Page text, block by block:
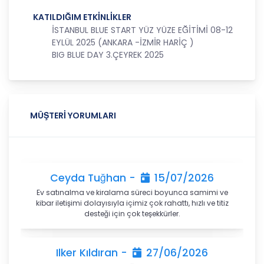
138. maddesine ve KVK Kanunu’nun 4. ve 7.
maddelerine uygun olarak; işledikleri kişisel verileri,
yalnızca ilgili mevzuat ve kanunlarda öngörülen
veya kişisel veri işleme amacının gerektirdiği süre
kadar muhafaza edecektir. CB Gayrimenkul
öngörülmediğini tespit edecek, bir süre
belirlenmişse bu süreye uygun davranacak, bir
süre belirlenmemişse kişisel verileri işlendikleri
gerektiren sebeplerin ortadan kalkması halinde
kişisel veriler CB CB Gayrimenkul Franchising
Pazarlama ve Danışmanlık Hizmetleri A.Ş.
tarafından silinecek, yok edilecek veya anonim
inci Maddesinde Belirtilen Kişisel Veri İşleme
KATILDIĞIM ETKİNLİKLER
İSTANBUL BLUE START YÜZ YÜZE EĞİTİMİ 08-12
EYLÜL 2025 (ANKARA -İZMİR HARİÇ )
BIG BLUE DAY 3.ÇEYREK 2025
MÜŞTERİ YORUMLARI
Ceyda Tuğhan - 15/07/2026
Ev satınalma ve kiralama süreci boyunca samimi ve
kibar iletişimi dolayısıyla içimiz çok rahattı, hızlı ve titiz
desteği için çok teşekkürler.
Ilker Kıldıran - 27/06/2026